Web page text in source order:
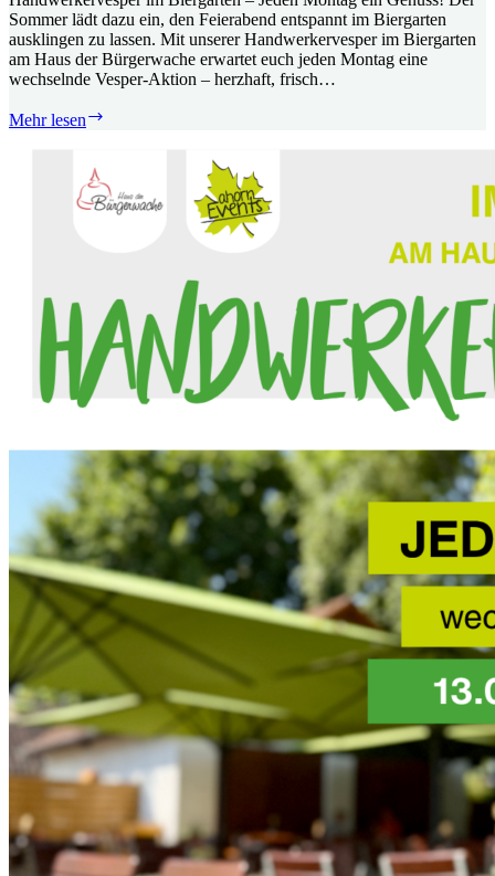
Sommer lädt dazu ein, den Feierabend entspannt im Biergarten
ausklingen zu lassen. Mit unserer Handwerkervesper im Biergarten
am Haus der Bürgerwache erwartet euch jeden Montag eine
wechselnde Vesper-Aktion – herzhaft, frisch…
Mehr lesen